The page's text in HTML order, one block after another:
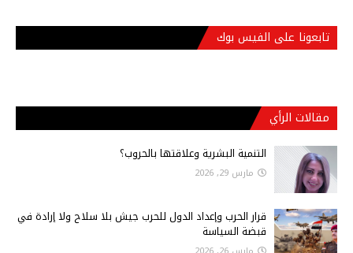
تابعونا على الفيس بوك
مقالات الرأي
التنمية البشرية وعلاقتها بالحروب؟
مارس 29, 2026
قرار الحرب وإعداد الدول للحرب جيش بلا سلاح ولا إرادة في
قبضة السياسة